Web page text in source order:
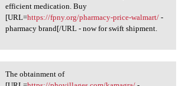
efficient medication. Buy
[URL=https://fpny.org/pharmacy-price-walmart/-
pharmacy brand[/URL - now for swift shipment.
The obtainment of